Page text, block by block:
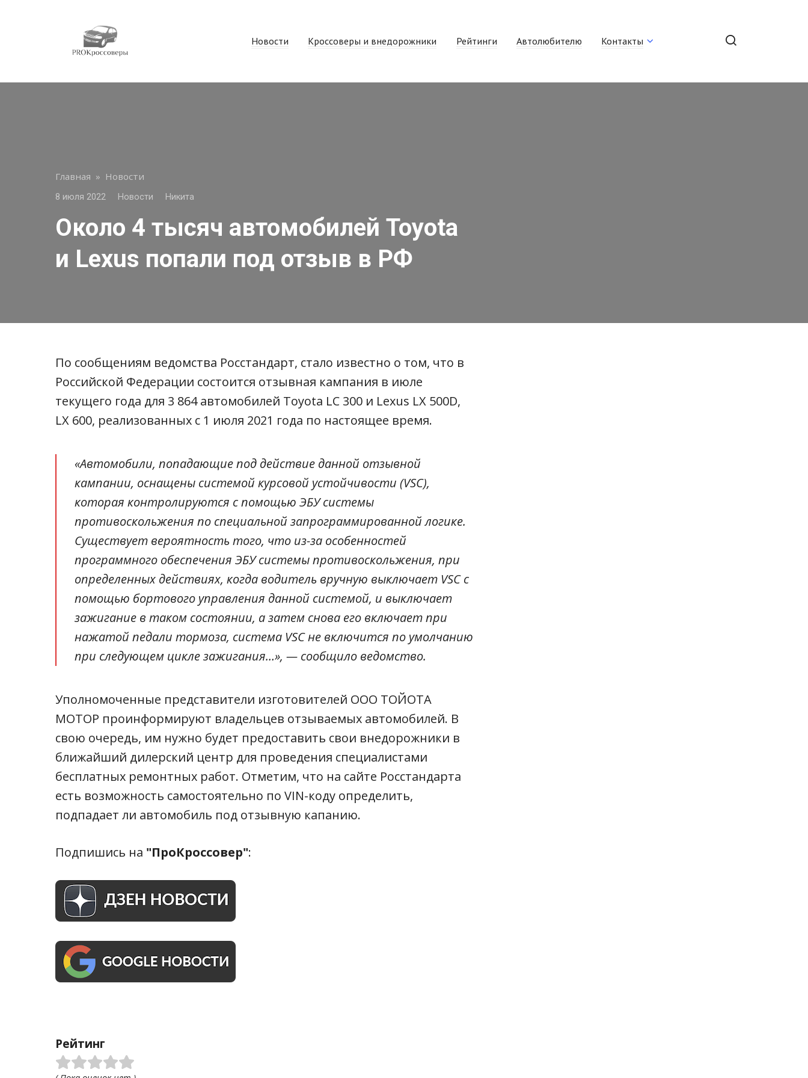
Новости Кроссоверы и внедорожники Рейтинги Автолюбителю Контакты
Главная » Новости
8 июля 2022 Новости Никита
Около 4 тысяч автомобилей Toyota
и Lexus попали под отзыв в РФ
По сообщениям ведомства Росстандарт, стало известно о том, что в
Российской Федерации состоится отзывная кампания в июле
текущего года для 3 864 автомобилей Toyota LC 300 и Lexus LX 500D,
LX 600, реализованных с 1 июля 2021 года по настоящее время.
«Автомобили, попадающие под действие данной отзывной
кампании, оснащены системой курсовой устойчивости (VSC),
которая контролируются с помощью ЭБУ системы
противоскольжения по специальной запрограммированной логике.
Существует вероятность того, что из-за особенностей
программного обеспечения ЭБУ системы противоскольжения, при
определенных действиях, когда водитель вручную выключает VSC с
помощью бортового управления данной системой, и выключает
зажигание в таком состоянии, а затем снова его включает при
нажатой педали тормоза, система VSC не включится по умолчанию
при следующем цикле зажигания…», — сообщило ведомство.
Уполномоченные представители изготовителей ООО ТОЙОТА
МОТОР проинформируют владельцев отзываемых автомобилей. В
свою очередь, им нужно будет предоставить свои внедорожники в
ближайший дилерский центр для проведения специалистами
бесплатных ремонтных работ. Отметим, что на сайте Росстандарта
есть возможность самостоятельно по VIN-коду определить,
подпадает ли автомобиль под отзывную капанию.
Подпишись на "ПроКроссовер":
Рейтинг